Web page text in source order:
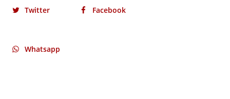
Twitter Facebook
Whatsapp